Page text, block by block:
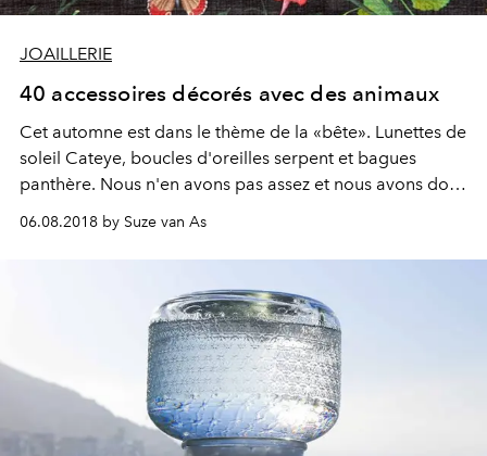
JOAILLERIE
40 accessoires décorés avec des animaux
Cet automne est dans le thème de la «bête». Lunettes de
soleil Cateye, boucles d'oreilles serpent et bagues
panthère. Nous n'en avons pas assez et nous avons donc
mis nos favoris pour vous dans une rangée. Jetez un
coup d'oeil!
06.08.2018 by Suze van As